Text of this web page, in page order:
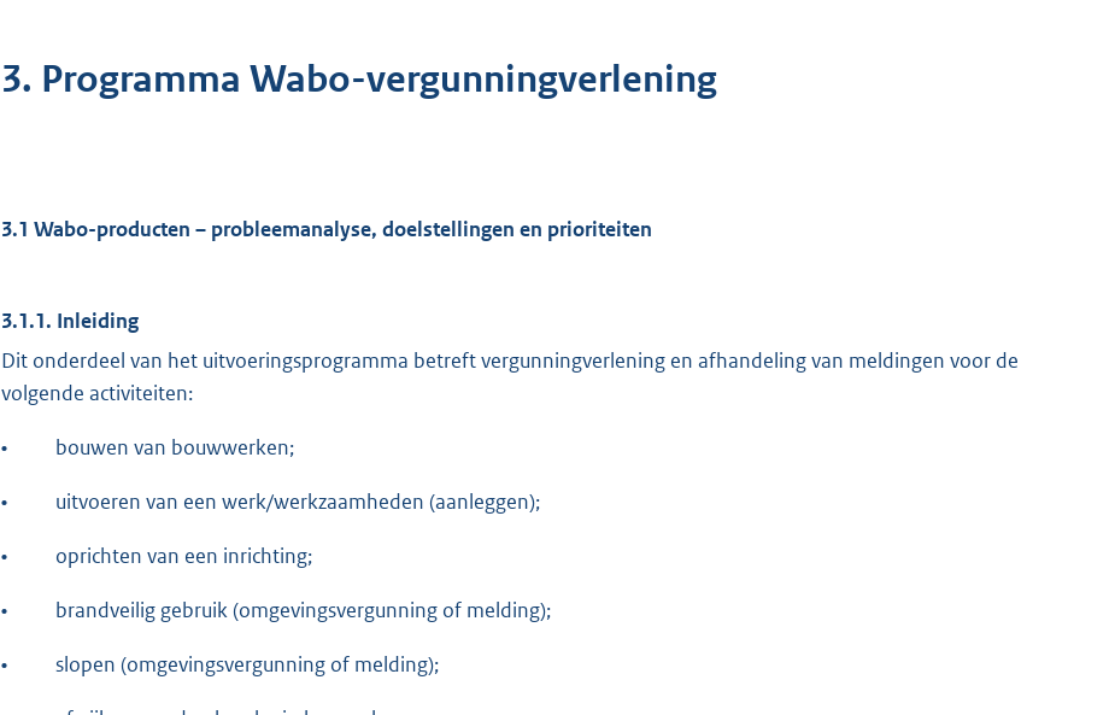
3. Programma Wabo-vergunningverlening
3.1 Wabo-producten – probleemanalyse, doelstellingen en prioriteiten
3.1.1. Inleiding
Dit onderdeel van het uitvoeringsprogramma betreft vergunningverlening en afhandeling van meldingen voor de
volgende activiteiten:
• bouwen van bouwwerken;
• uitvoeren van een werk/werkzaamheden (aanleggen);
• oprichten van een inrichting;
• brandveilig gebruik (omgevingsvergunning of melding);
• slopen (omgevingsvergunning of melding);